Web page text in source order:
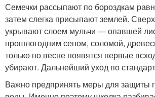
Семечки рассыпают по бороздкам
затем слегка присыпают землей.
укрывают слоем мульчи — опавшей
прошлогодним сеном, соломой,
только по весне появятся первые
убирают. Дальнейший уход по
Важно предпринять меры для защиты